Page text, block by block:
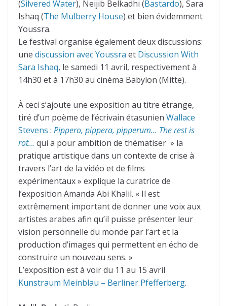
(Silvered Water), Neijib Belkadhi (Bastardo), Sara
Ishaq (The Mulberry House) et bien évidemment
Youssra.
Le festival organise également deux discussions:
une discussion avec Youssra et Discussion With
Sara Ishaq, le samedi 11 avril, respectivement à
14h30 et à 17h30 au cinéma Babylon (Mitte).
À ceci s’ajoute une exposition au titre étrange,
tiré d’un poème de l’écrivain étasunien Wallace
Stevens : Pippero, pippera, pipperum… The rest is
rot… qui a pour ambition de thématiser » la
pratique artistique dans un contexte de crise à
travers l’art de la vidéo et de films
expérimentaux » explique la curatrice de
l’exposition Amanda Abi Khalil. « Il est
extrêmement important de donner une voix aux
artistes arabes afin qu’il puisse présenter leur
vision personnelle du monde par l’art et la
production d’images qui permettent en écho de
construire un nouveau sens. »
L’exposition est à voir du 11 au 15 avril
Kunstraum Meinblau – Berliner Pfefferberg.